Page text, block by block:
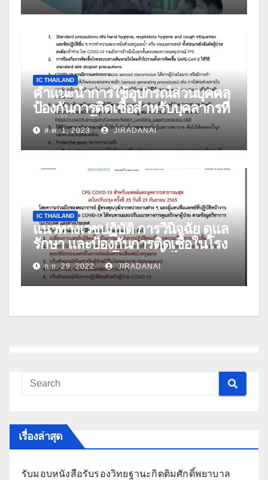
IC THAILAND
คำแนะนำการใช้อุปกรณ์ส่วนบุคคล
ป้องกันการติดเชื้อสำหรับบุคลากรที่
ดูแลผู้ป่วยโควิด-19 ฉบับปรับปรุง วัน
ที่ 27 กรกฎาคม 2566
ส.ค. 1, 2023 JIRADANAI
IC THAILAND
แนวทางเวชปฏิบัติ การวินิจฉัย ดูแล
รักษา และป้องกันการติดเชื้อในโรง
พยาบาล กรณีโรคติดเชื้อไวรัส
โคโรนา 2019 (COVID-19) สำหรับ
แพทย์และบุคลากรสาธารณสุข ฉบับ
2565
ก.ย. 29, 2022 JIRADANAI
เรื่องล่าสุด
รับมอบหนังสือรับรองวิทยฐานะกิตติมศักดิ์พยาบาล